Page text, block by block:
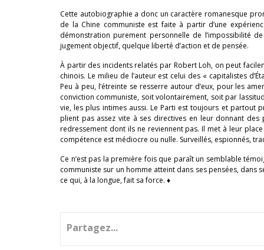
Cette autobiographie a donc un caractère romanesque
de la Chine communiste est faite à partir d’une
démonstration purement personnelle de l’impossibilité
jugement objectif, quelque liberté d’action et de pensée.
À partir des incidents relatés par Robert Loh, on peut
chinois. Le milieu de l’auteur est celui des « capitalistes
Peu à peu, l’étreinte se resserre autour d’eux, pour les
conviction communiste, soit volontairement, soit par
vie, les plus intimes aussi. Le Parti est toujours et partout
plient pas assez vite à ses directives en leur donnant
redressement dont ils ne reviennent pas. Il met à leur
compétence est médiocre ou nulle. Surveillés, espionnés,
Ce n’est pas la première fois que paraît un semblable
communiste sur un homme atteint dans ses pensées, dans
ce qui, à la longue, fait sa force. ♦
Partagez...